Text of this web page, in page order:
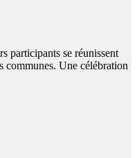
participants se réunissent
communes. Une célébration